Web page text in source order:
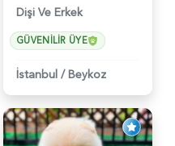
Dişi Ve Erkek
GÜVENILIR ÜYE
İstanbul / Beykoz